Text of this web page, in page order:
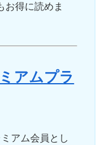
お得に読めま
アムプラ
アム会員とし